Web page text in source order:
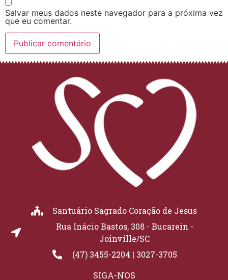
Salvar meus dados neste navegador para a próxima vez
que eu comentar.
Santuário Sagrado Coração de Jesus
Rua Inácio Bastos, 308 - Bucarein -
Joinville/SC
(47) 3455-2204 | 3027-3705
SIGA-NOS